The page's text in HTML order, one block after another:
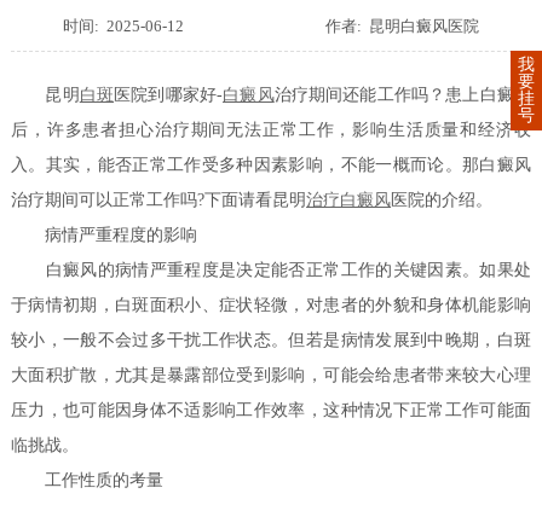
时间: 2025-06-12 作者: 昆明白癜风医院
昆明 白斑 医院到哪家好-白癜风治疗期间还能工作吗？患上白癜风
后，许多患者担心治疗期间无法正常工作，影响生活质量和经济收
入。其实，能否正常工作受多种因素影响，不能一概而论。那白癜风
治疗期间可以正常工作吗?下面请看昆明治疗白癜风 医院的介绍。
病情严重程度的影响
白癜风的病情严重程度是决定能否正常工作的关键因素。如果处
于病情初期，白斑面积小、症状轻微，对患者的外貌和身体机能影响
较小，一般不会过多干扰工作状态。但若是病情发展到中晚期，白斑
大面积扩散，尤其是暴露部位受到影响，可能会给患者带来较大心理
压力，也可能因身体不适影响工作效率，这种情况下正常工作可能面
临挑战。
工作性质的考量
我
要
挂
号